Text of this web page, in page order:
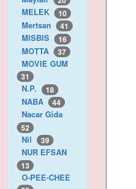
MELEK 10
Mertsan 41
MISBIS 16
MOTTA 37
MOVIE GUM
31
N.P. 18
NABA 44
Nacar Gida
52
Nil 39
NUR EFSAN
13
O-PEE-CHEE